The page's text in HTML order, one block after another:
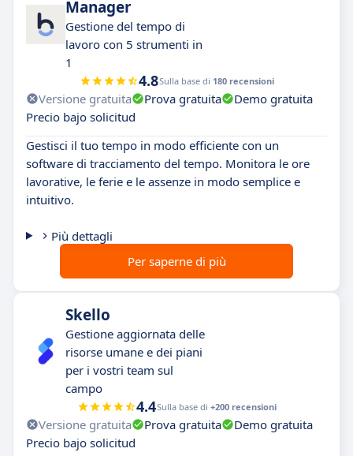
Manager
Gestione del tempo di
lavoro con 5 strumenti in
1
4.8Sulla base di 180 recensioni
Versione gratuita Prova gratuita
Demo gratuita
Precio bajo solicitud
Gestisci il tuo tempo in modo efficiente con un
software di tracciamento del tempo. Monitora le ore
lavorative, le ferie e le assenze in modo semplice e
intuitivo.
Più dettagli
Per saperne di più
Skello
Gestione aggiornata delle
risorse umane e dei piani
per i vostri team sul
campo
4.4Sulla base di +200 recensioni
Versione gratuita Prova gratuita
Demo gratuita
Precio bajo solicitud